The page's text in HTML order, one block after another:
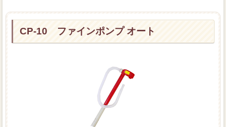
CP-10 ファインポンプ オート